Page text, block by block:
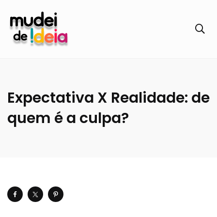
Expectativa X Realidade: de
quem é a culpa?